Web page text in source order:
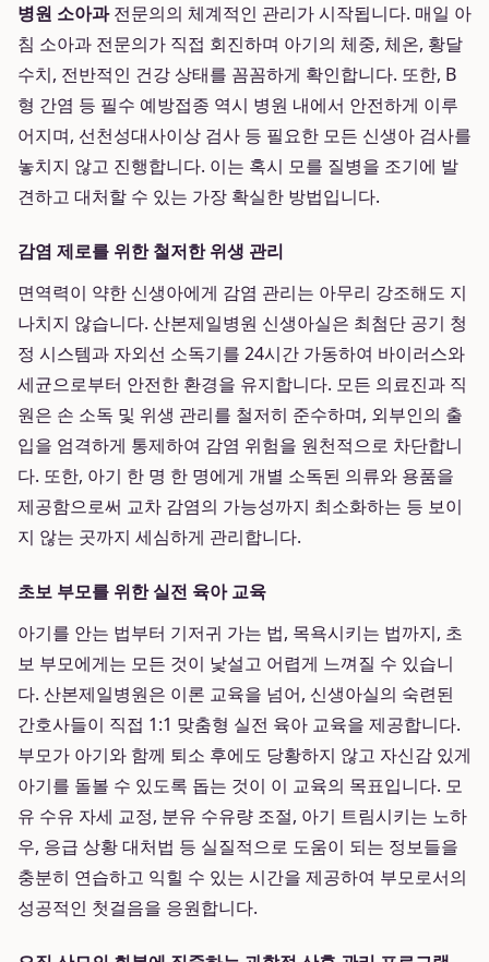
병원 소아과전문의의 체계적인 관리가 시작됩니다. 매일 아
침 소아과 전문의가 직접 회진하며 아기의 체중, 체온, 황달
수치, 전반적인 건강 상태를 꼼꼼하게 확인합니다. 또한, B
형 간염 등 필수 예방접종 역시 병원 내에서 안전하게 이루
어지며, 선천성대사이상 검사 등 필요한 모든 신생아 검사를
놓치지 않고 진행합니다. 이는 혹시 모를 질병을 조기에 발
견하고 대처할 수 있는 가장 확실한 방법입니다.
감염 제로를 위한 철저한 위생 관리
면역력이 약한 신생아에게 감염 관리는 아무리 강조해도 지
나치지 않습니다. 산본제일병원 신생아실은 최첨단 공기 청
정 시스템과 자외선 소독기를 24시간 가동하여 바이러스와
세균으로부터 안전한 환경을 유지합니다. 모든 의료진과 직
원은 손 소독 및 위생 관리를 철저히 준수하며, 외부인의 출
입을 엄격하게 통제하여 감염 위험을 원천적으로 차단합니
다. 또한, 아기 한 명 한 명에게 개별 소독된 의류와 용품을
제공함으로써 교차 감염의 가능성까지 최소화하는 등 보이
지 않는 곳까지 세심하게 관리합니다.
초보 부모를 위한 실전 육아 교육
아기를 안는 법부터 기저귀 가는 법, 목욕시키는 법까지, 초
보 부모에게는 모든 것이 낯설고 어렵게 느껴질 수 있습니
다. 산본제일병원은 이론 교육을 넘어, 신생아실의 숙련된
간호사들이 직접 1:1 맞춤형 실전 육아 교육을 제공합니다.
부모가 아기와 함께 퇴소 후에도 당황하지 않고 자신감 있게
아기를 돌볼 수 있도록 돕는 것이 이 교육의 목표입니다. 모
유 수유 자세 교정, 분유 수유량 조절, 아기 트림시키는 노하
우, 응급 상황 대처법 등 실질적으로 도움이 되는 정보들을
충분히 연습하고 익힐 수 있는 시간을 제공하여 부모로서의
성공적인 첫걸음을 응원합니다.